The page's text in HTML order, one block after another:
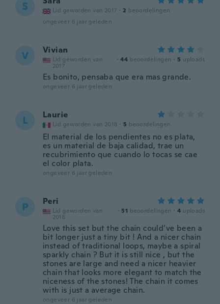
S Lid geworden van 2017 · 2 beoordelingen
ongeveer 6 jaar geleden
V Vivian
Lid geworden van
2017
· 44 beoordelingen · 5 uploads
Es bonito, pensaba que era mas grande.
ongeveer 6 jaar geleden
L Laurie
Lid geworden van 2018 · 5 beoordelingen
El material de los pendientes no es plata,
es un material de baja calidad, trae un
recubrimiento que cuando lo tocas se cae
el color plata.
ongeveer 6 jaar geleden
P Peri
Lid geworden van
2018
· 51 beoordelingen · 4 uploads
Love this set but the chain could’ve been a
bit longer just a tiny bit ! And a nicer chain
instead of traditional loops, maybe a spiral
sparkly chain ? But it is still nice , but the
stones are large and need a nicer heavier
chain that looks more elegant to match the
niceness of the stones! The chain it comes
with is just a average chain.
ongeveer 6 jaar geleden